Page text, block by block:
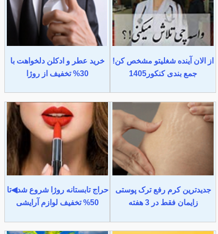
از الان آینده شغلیتو مشخص کن!
جمع بندی کنکور1405
خرید عطر و ادکلن دلخواهت با
30% تخفیف از روژا
جدیدترین کرم رفع ترک پوستی
زایمان فقط در 3 هفته
حراج تابستانه روژا شروع شد◀تا
50% تخفیف لوازم آرایشی